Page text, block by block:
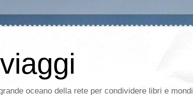
oceano della rete per condividere libri e mondi